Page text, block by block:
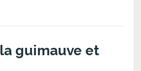
guimauve et